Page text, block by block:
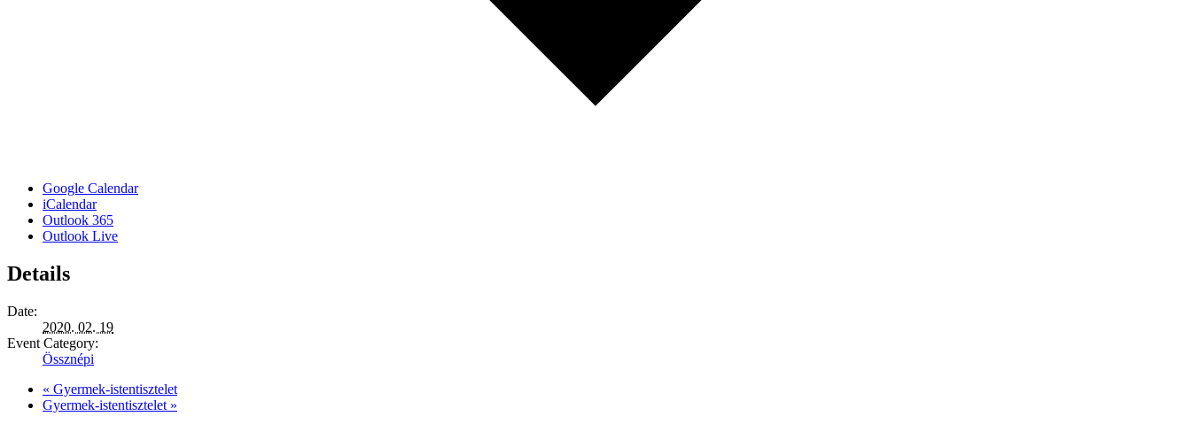
Google Calendar
iCalendar
Outlook 365
Outlook Live
Details
Date:
2020. 02. 19
Event Category:
Össznépi
« Gyermek-istentisztelet
Gyermek-istentisztelet »